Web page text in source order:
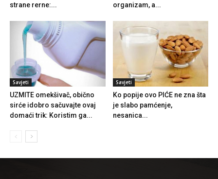
strane rerne:...
organizam, a...
Savjeti
UZMITE omekšivač, obično
sirće idobro sačuvajte ovaj
domaći trik: Koristim ga...
Savjeti
Ko popije ovo PIĆE ne zna šta
je slabo pamćenje,
nesanica...